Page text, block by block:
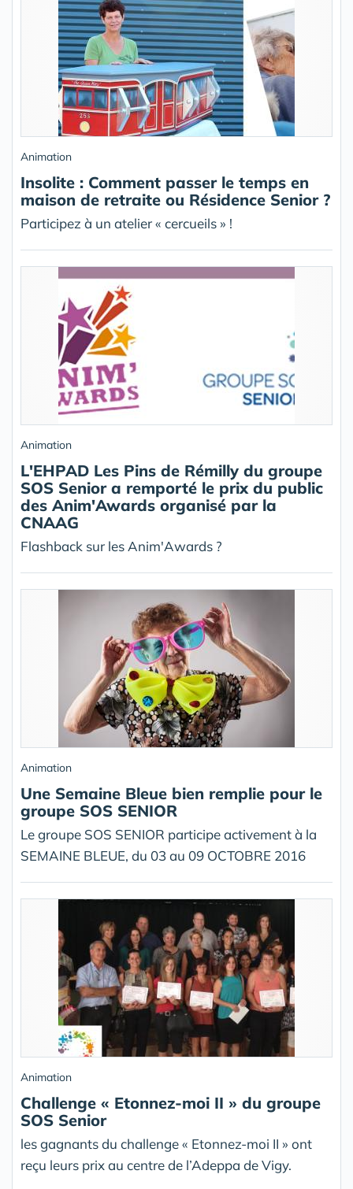
Animation
Insolite : Comment passer le temps en
maison de retraite ou Résidence Senior ?
Participez à un atelier « cercueils » !
Animation
L'EHPAD Les Pins de Rémilly du groupe
SOS Senior a remporté le prix du public
des Anim'Awards organisé par la
CNAAG
Flashback sur les Anim'Awards ?
Animation
Une Semaine Bleue bien remplie pour le
groupe SOS SENIOR
Le groupe SOS SENIOR participe activement à la
SEMAINE BLEUE, du 03 au 09 OCTOBRE 2016
Animation
Challenge « Etonnez-moi II » du groupe
SOS Senior
les gagnants du challenge « Etonnez-moi II » ont
reçu leurs prix au centre de l’Adeppa de Vigy.